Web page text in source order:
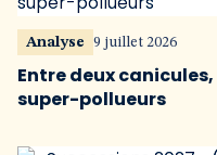
Analyse 9 juillet 2026
Entre deux
super-pollueurs